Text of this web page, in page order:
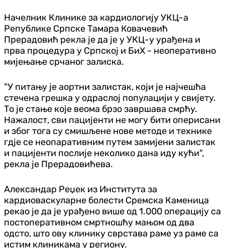
Начелник Клинике за кардиологију УКЦ-а
Републике Српске Тамара Ковачевић
Прерадовић рекла је да је у УКЦ-у урађена и
прва процедура у Српској и БиХ - неоперативно
мијењање срчаног залиска.
"У питању је аортни залистак, који је најчешћа
стечена грешка у одраслој популацији у свијету.
То је стање које веома брзо завршава смрћу.
Нажалост, сви пацијенти не могу бити оперисани
и због тога су смишљене нове методе и технике
гдје се неопаративним путем замијени залистак
и пацијенти послије неколико дана иду кући",
рекла је Прерадовићева.
Александар Реџек из Института за
кардиоваскуларне болести Сремска Каменица
рекао је да је урађено више од 1.000 операцију са
постоперативном смртношћу мањом од два
одсто, што ову клинику сврстава раме уз раме са
истим клиникама у региону.